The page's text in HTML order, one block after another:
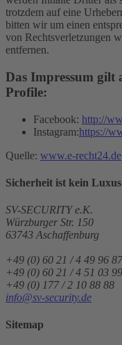
trotzdem auf eine
bitten wir um einen
von Rechtsverletzungen
entfernen.
Das Impressum gilt
Profile:
Facebook: http://
Instagram:https://
Quelle: www.e-recht24.de
Sicherheit ist kein Luxus
SV-SECURITY e.K.
Würzburger Str. 150
63743 Aschaffenburg
+49 (0) 60 21 / 4 49 96 87
+49 (0) 60 21 / 4 51 03 99
+49 (0) 177 / 2 10 88 88
info@sv-security.de
Sitemap